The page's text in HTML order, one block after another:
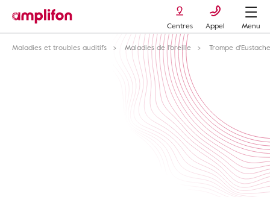
Centres Appel
Menu
Maladies et troubles auditifs
Maladies de l'oreille Trompe d'Eustache